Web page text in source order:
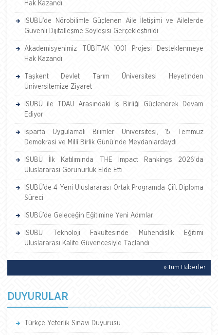
Hak Kazandı
ISUBÜ’de Nörobilimle Güçlenen Aile İletişimi ve Ailelerde
Güvenli Dijitalleşme Söyleşisi Gerçekleştirildi
Akademisyenimiz TÜBİTAK 1001 Projesi Desteklenmeye
Hak Kazandı
Taşkent Devlet Tarım Üniversitesi Heyetinden
Üniversitemize Ziyaret
ISUBÜ ile TDAU Arasındaki İş Birliği Güçlenerek Devam
Ediyor
Isparta Uygulamalı Bilimler Üniversitesi, 15 Temmuz
Demokrasi ve Millî Birlik Günü’nde Meydanlardaydı
ISUBÜ İlk Katılımında THE Impact Rankings 2026'da
Uluslararası Görünürlük Elde Etti
ISUBÜ’de 4 Yeni Uluslararası Ortak Programda Çift Diploma
Süreci
ISUBÜ’de Geleceğin Eğitimine Yeni Adımlar
ISUBÜ Teknoloji Fakültesinde Mühendislik Eğitimi
Uluslararası Kalite Güvencesiyle Taçlandı
» Tüm Haberler
DUYURULAR
Türkçe Yeterlik Sınavı Duyurusu